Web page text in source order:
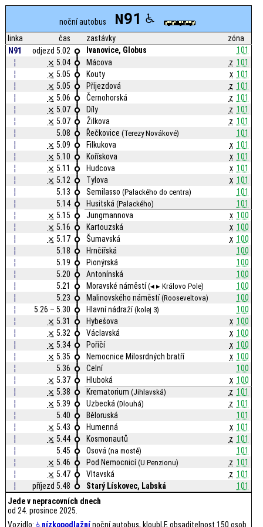
noční autobus N91
linka čas zastávky
zóna
N91
odjezd 5.02 Ivanovice, Globus
101
¦
⨯ 5.04 Mácova z 101
¦
⨯ 5.05 Kouty x 101
¦
⨯ 5.05 Příjezdová z 101
¦
⨯ 5.06 Černohorská z 101
¦
⨯ 5.07 Díly z 101
¦
⨯ 5.07 Žilkova z 101
¦
5.08 Řečkovice(Terezy Novákové)
101
¦
⨯ 5.09 Filkukova x 101
¦
⨯ 5.10 Kořískova x 101
¦
⨯ 5.11 Hudcova x 101
¦
⨯ 5.12 Tylova x 101
¦
5.13 Semilasso(Palackého do centra)
101
¦
5.14 Husitská(Palackého)
101
¦
⨯ 5.15 Jungmannova x 100
¦
⨯ 5.16 Kartouzská x 100
¦
⨯ 5.17 Šumavská x 100
¦
5.18 Hrnčířská
100
¦
5.19 Pionýrská
100
¦
5.20 Antonínská
100
¦
5.21 Moravské náměstí(◂ ▸ Královo Pole)
100
¦
5.23 Malinovského náměstí(Rooseveltova)
100
¦
5.26 – 5.30 Hlavní nádraží(kolej 3)
100
¦
⨯ 5.31 Hybešova x 100
¦
⨯ 5.32 Václavská x 100
¦
⨯ 5.34 Poříčí x 100
¦
⨯ 5.35 Nemocnice Milosrdných bratří x 100
¦
5.36 Celní
100
¦
⨯ 5.37 Hluboká x 100
¦
⨯ 5.38 Krematorium(Jihlavská) z 101
¦
⨯ 5.39 Uzbecká(Dlouhá) z 101
¦
5.40 Běloruská
101
¦
⨯ 5.43 Humenná x 101
¦
⨯ 5.44 Kosmonautů z 101
¦
5.45 Osová(na mostě)
101
¦
⨯ 5.46 Pod Nemocnicí(U Penzionu) z 101
¦
⨯ 5.47 Vltavská z 101
¦
příjezd 5.48 Starý Lískovec, Labská
101
Jede v nepracovních dnech
od 24. prosince 2025.
Vozidlo: nízkopodlažnínoční autobus, kloubLF, obsaditelnost 150 osob.